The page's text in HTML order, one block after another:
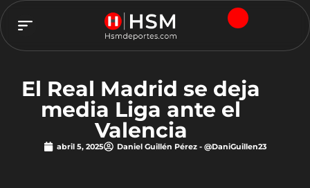
El Real Madrid se deja
media Liga ante el
Valencia
abril 5, 2025 Daniel Guillén Pérez - @DaniGuillen23